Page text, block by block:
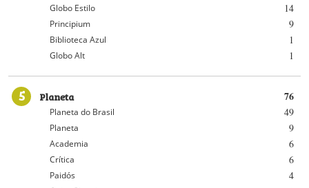
14
Globo Estilo
9
Principium
1
Biblioteca Azul
1
Globo Alt
5 76
Planeta
49
Planeta do Brasil
9
Planeta
6
Academia
6
Crítica
4
Paidós